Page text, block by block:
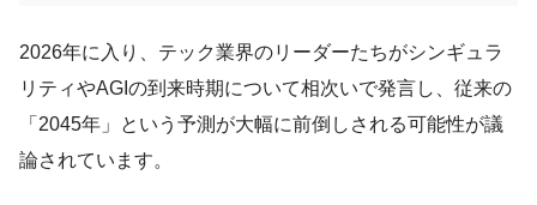
2026年に入り、テック業界のリーダーたちがシンギュラ
リティやAGIの到来時期について相次いで発言し、従来の
「2045年」という予測が大幅に前倒しされる可能性が議
論されています。